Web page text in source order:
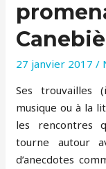
27 janvier 2017 /
Ses trouvailles
musique ou à la
les rencontres
tourne autour
d’anecdotes